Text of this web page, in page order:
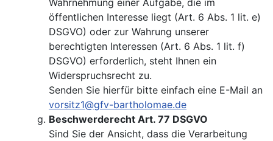
Wahrnehmung einer Aufgabe, die im
öffentlichen Interesse liegt (Art. 6 Abs. 1 lit. e)
DSGVO) oder zur Wahrung unserer
berechtigten Interessen (Art. 6 Abs. 1 lit. f)
DSGVO) erforderlich, steht Ihnen ein
Widerspruchsrecht zu.
Senden Sie hierfür bitte einfach eine E-Mail an
vorsitz1@gfv-bartholomae.de
Beschwerderecht Art. 77 DSGVO
Sind Sie der Ansicht, dass die Verarbeitung